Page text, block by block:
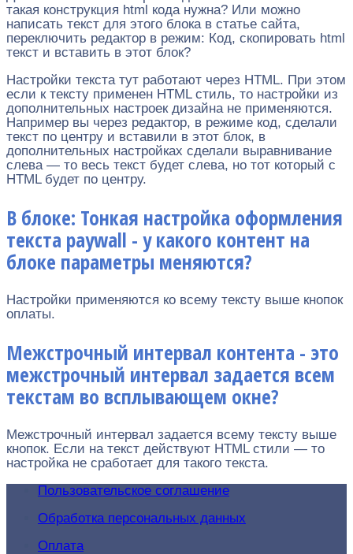
такая конструкция html кода нужна? Или можно
написать текст для этого блока в статье сайта,
переключить редактор в режим: Код, скопировать html
текст и вставить в этот блок?
Настройки текста тут работают через HTML. При этом
если к тексту применен HTML стиль, то настройки из
дополнительных настроек дизайна не применяются.
Например вы через редактор, в режиме код, сделали
текст по центру и вставили в этот блок, в
дополнительных настройках сделали выравнивание
слева — то весь текст будет слева, но тот который с
HTML будет по центру.
В блоке: Тонкая настройка оформления
текста paywall - у какого контент на
блоке параметры меняются?
Настройки применяются ко всему тексту выше кнопок
оплаты.
Межстрочный интервал контента - это
межстрочный интервал задается всем
текстам во всплывающем окне?
Межстрочный интервал задается всему тексту выше
кнопок. Если на текст действуют HTML стили — то
настройка не сработает для такого текста.
Пользовательское соглашение
Обработка персональных данных
Оплата